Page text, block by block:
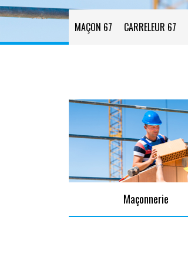
MAÇON 67 CARRELEUR 67
Maçonnerie